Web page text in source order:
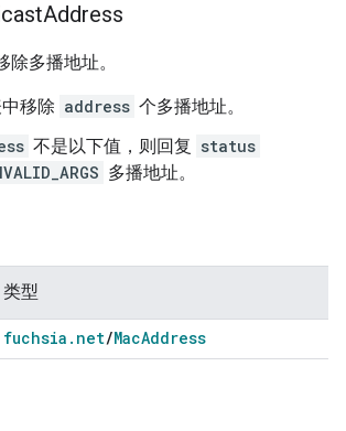
Address
多播地址。
移除 address 个多播地址。
不是以下值，则回复 status
多播地址。
类型
fuchsia . net/MacAddress